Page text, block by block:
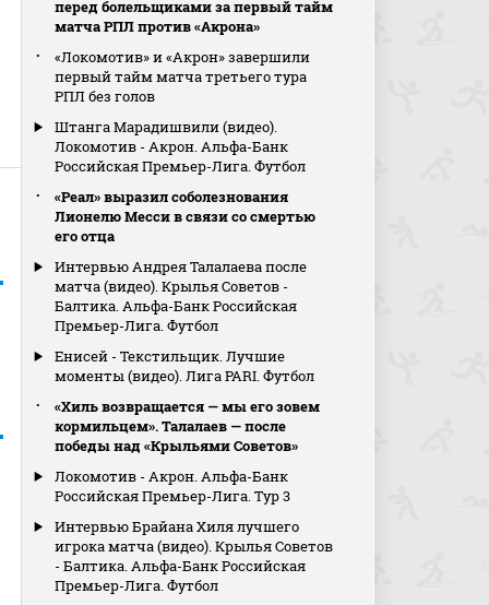
перед болельщиками за первый тайм
матча РПЛ против «Акрона»
«Локомотив» и «Акрон» завершили
первый тайм матча третьего тура
РПЛ без голов
Штанга Марадишвили (видео).
Локомотив - Акрон. Альфа-Банк
Российская Премьер-Лига. Футбол
«Реал» выразил соболезнования
Лионелю Месси в связи со смертью
его отца
Интервью Андрея Талалаева после
матча (видео). Крылья Советов -
Балтика. Альфа-Банк Российская
Премьер-Лига. Футбол
Енисей - Текстильщик. Лучшие
моменты (видео). Лига PARI. Футбол
«Хиль возвращается — мы его зовем
кормильцем». Талалаев — после
победы над «Крыльями Советов»
Локомотив - Акрон. Альфа-Банк
Российская Премьер-Лига. Тур 3
Интервью Брайана Хиля лучшего
игрока матча (видео). Крылья Советов
- Балтика. Альфа-Банк Российская
Премьер-Лига. Футбол